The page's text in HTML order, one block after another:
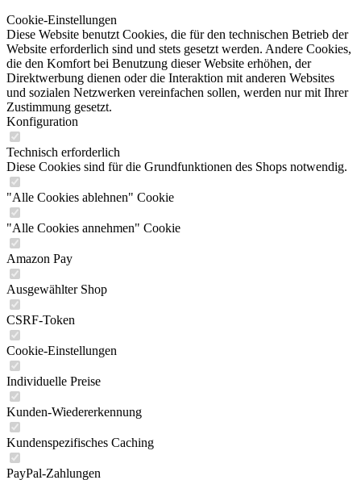
Cookie-Einstellungen
Diese Website benutzt Cookies, die für den technischen Betrieb der
Website erforderlich sind und stets gesetzt werden. Andere Cookies,
die den Komfort bei Benutzung dieser Website erhöhen, der
Direktwerbung dienen oder die Interaktion mit anderen Websites
und sozialen Netzwerken vereinfachen sollen, werden nur mit Ihrer
Zustimmung gesetzt.
Konfiguration
Technisch erforderlich
Diese Cookies sind für die Grundfunktionen des Shops notwendig.
"Alle Cookies ablehnen" Cookie
"Alle Cookies annehmen" Cookie
Amazon Pay
Ausgewählter Shop
CSRF-Token
Cookie-Einstellungen
Individuelle Preise
Kunden-Wiedererkennung
Kundenspezifisches Caching
PayPal-Zahlungen